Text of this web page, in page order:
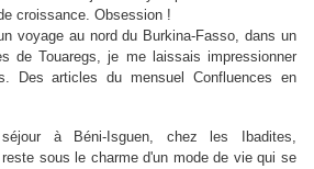
croissance. Obsession !
voyage au nord du Burkina-Fasso, dans un
de Touaregs, je me laissais impressionner
Des articles du mensuel Confluences en
à Béni-Isguen, chez les Ibadites,
sous le charme d'un mode de vie qui se